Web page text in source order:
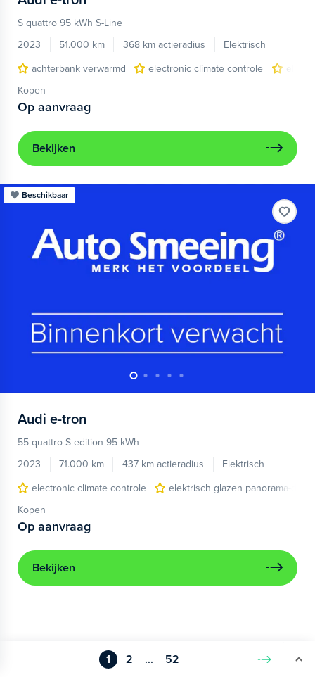
S quattro 95 kWh S-Line
2023
51.000 km 368 km actieradius
Elektrisch
achterbank verwarmd
electronic climate controle
Kopen
Op aanvraag
Bekijken
Beschikbaar
Audi e-tron
55 quattro S edition 95 kWh
2023
71.000 km 437 km actieradius
Elektrisch
electronic climate controle
elektrisch glazen panorama-dak
Kopen
Op aanvraag
Bekijken
1 2 ... 52 Volgende